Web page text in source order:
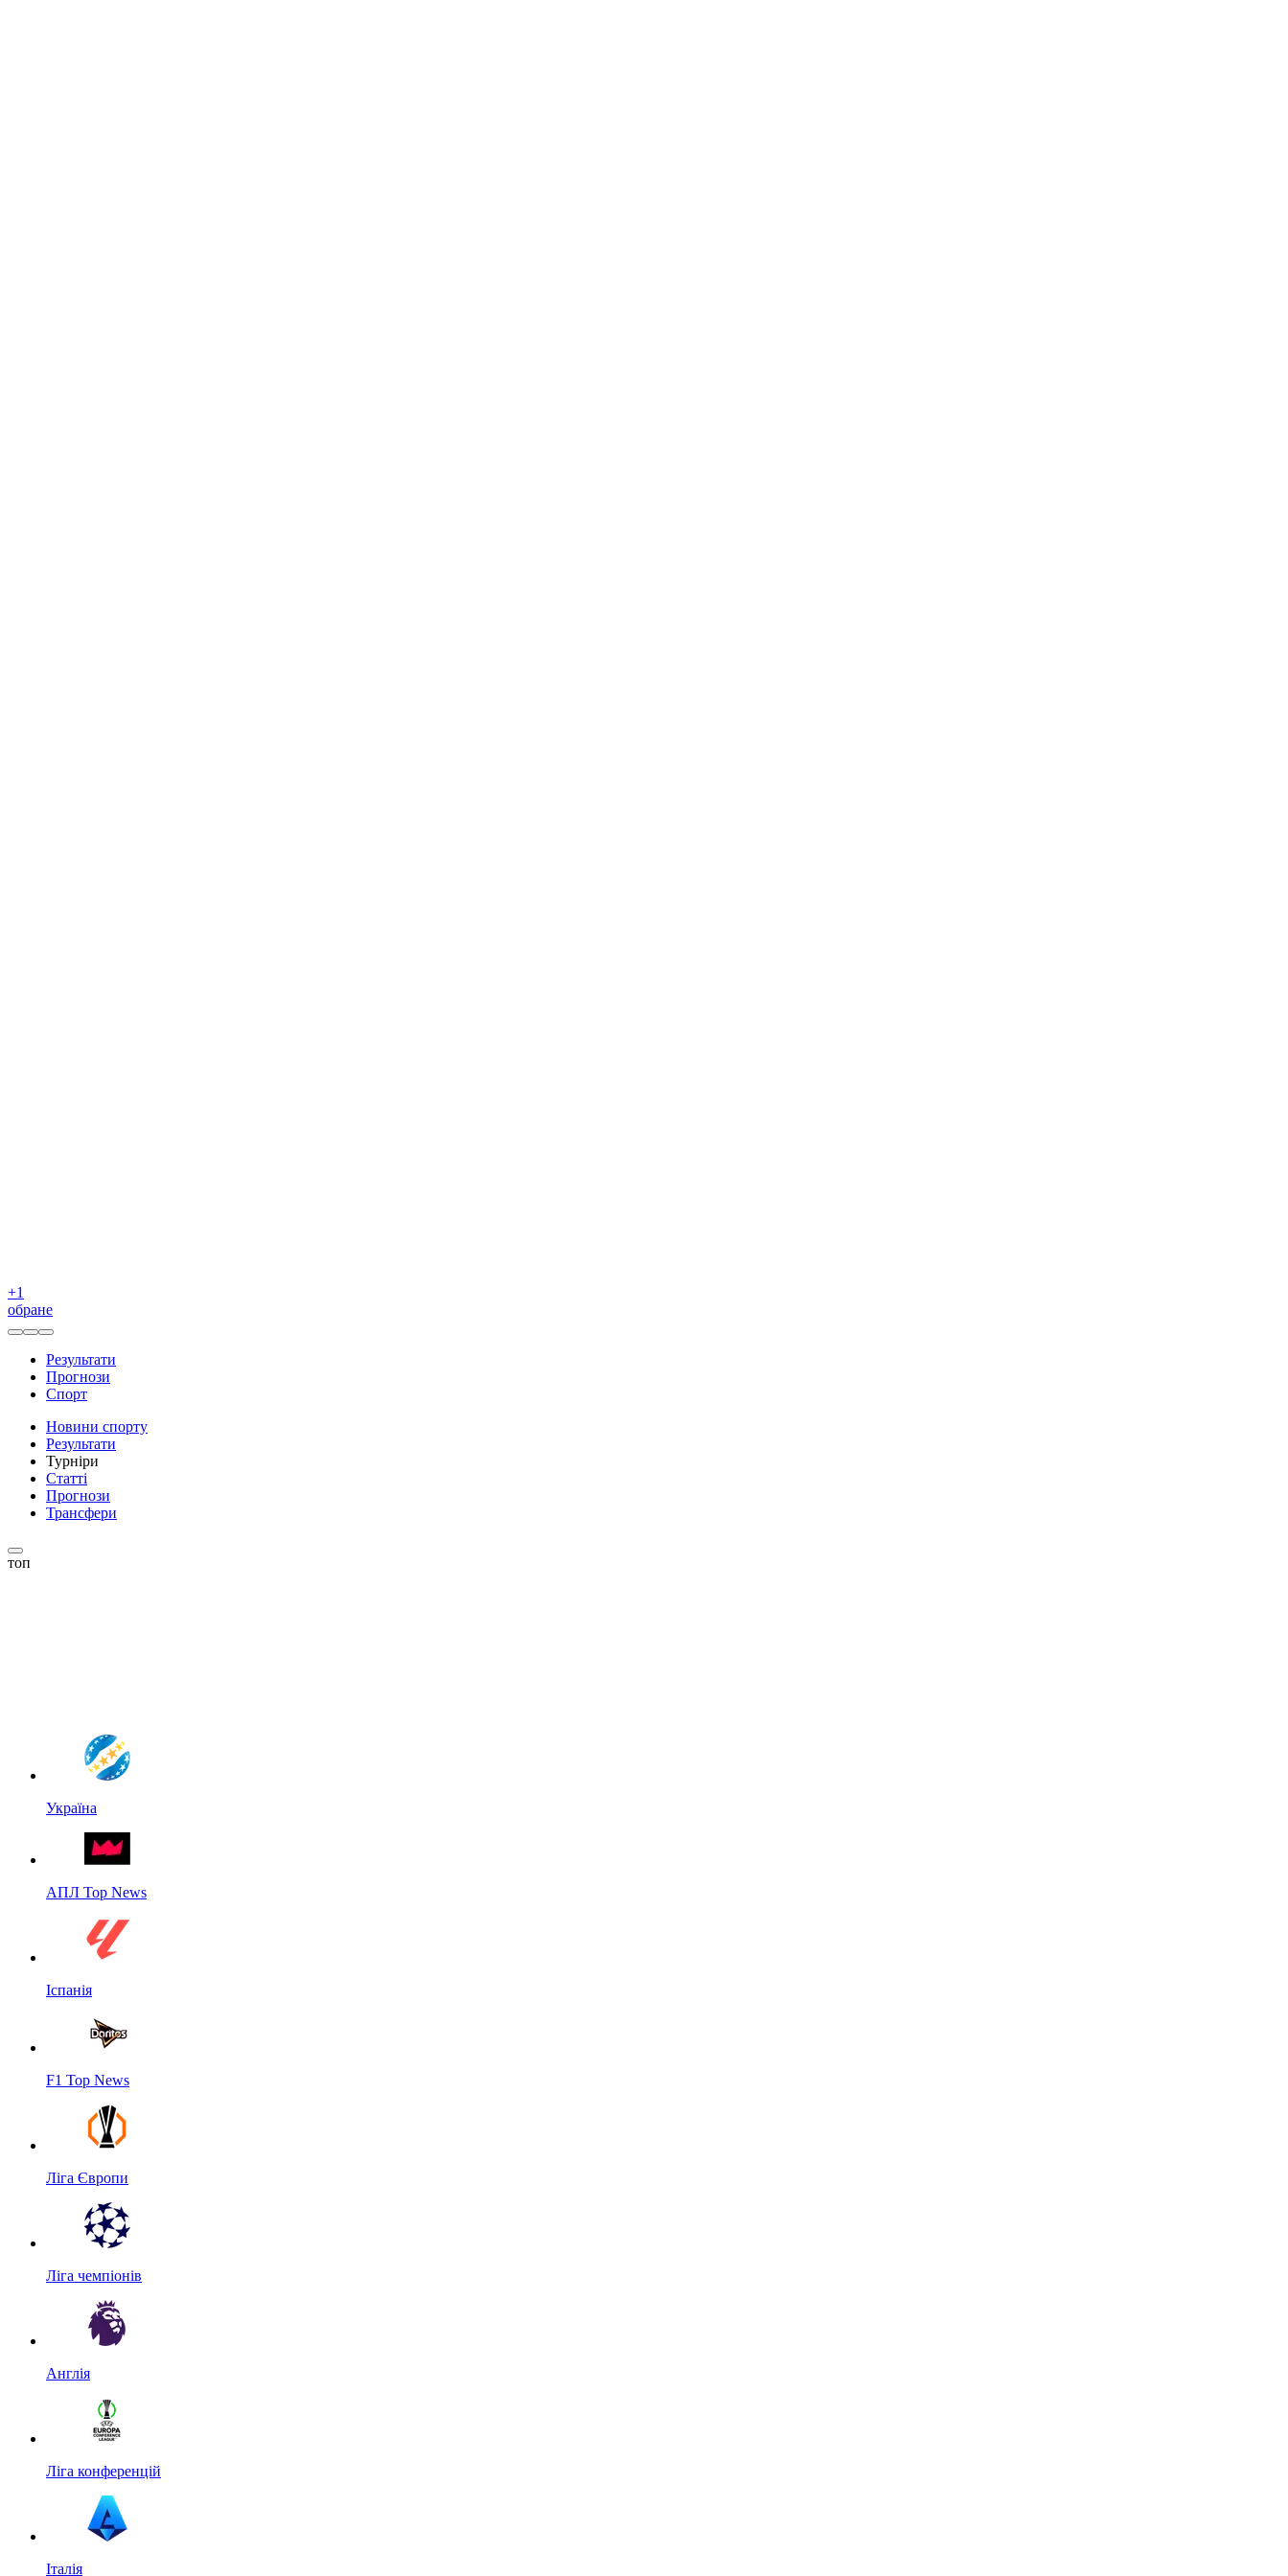
+1
обране
Результати
Прогнози
Спорт
Новини спорту
Результати
Турніри
Статті
Прогнози
Трансфери
топ
Україна
АПЛ Top News
Іспанія
F1 Top News
Ліга Європи
Ліга чемпіонів
Англія
Ліга конференцій
Італія